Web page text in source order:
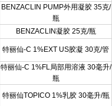
BENZACLIN PUMP外用凝胶 35克/
瓶
BENZACLIN凝胶 25克/瓶
特丽仙-C 1%EXT US胶凝 30克/管
特丽仙-C 1%FL局部用溶液 30毫升/
瓶
特丽仙TOPICO 1%乳胶 30毫升/瓶